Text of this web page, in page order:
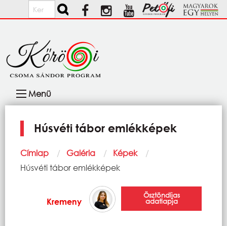
Ugrás a tartalomra
Keresés
navigáció
Menü
Húsvéti tábor emlékképek
Morzsa
Címlap Galéria
Képek
Current:
Húsvéti tábor emlékképek
Kremeny
Ösztöndíjas
adatlapja